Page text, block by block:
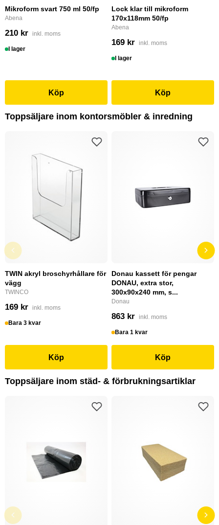
Mikroform svart 750 ml 50/fp
Abena
210 kr inkl. moms
I lager
Köp
Lock klar till mikroform
170x118mm 50/fp
Abena
169 kr inkl. moms
I lager
Köp
Toppsäljare inom kontorsmöbler & inredning
TWIN akryl broschyrhållare för
vägg
TWINCO
169 kr inkl. moms
Bara 3 kvar
Köp
Donau kassett för pengar
DONAU, extra stor,
300x90x240 mm, s...
Donau
863 kr inkl. moms
Bara 1 kvar
Köp
Toppsäljare inom städ- & förbrukningsartiklar